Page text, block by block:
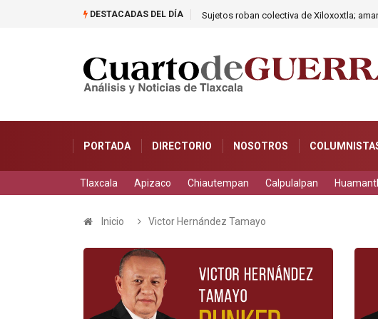
DESTACADAS DEL DÍA Sujetos roban colectiva de Xiloxoxtla;
PORTADA DIRECTORIO NOSOTROS
Tlaxcala Apizaco Chiautempan Calpulalpan
Inicio Victor Hernández Tamayo